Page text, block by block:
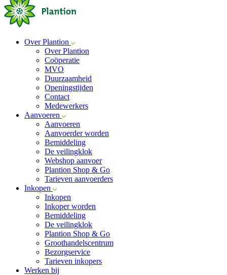
Over Plantion
Over Plantion
Coöperatie
MVO
Duurzaamheid
Openingstijden
Contact
Medewerkers
Aanvoeren
Aanvoeren
Aanvoerder worden
Bemiddeling
De veilingklok
Webshop aanvoer
Plantion Shop & Go
Tarieven aanvoerders
Inkopen
Inkopen
Inkoper worden
Bemiddeling
De veilingklok
Plantion Shop & Go
Groothandelscentrum
Bezorgservice
Tarieven inkopers
Werken bij